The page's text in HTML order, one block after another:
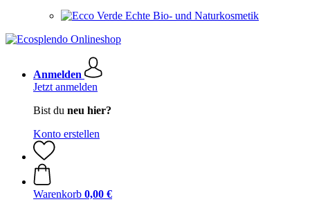
Echte Bio- und Naturkosmetik
Anmelden
Jetzt anmelden
Bist du neu hier?
Konto erstellen
Warenkorb 0,00 €